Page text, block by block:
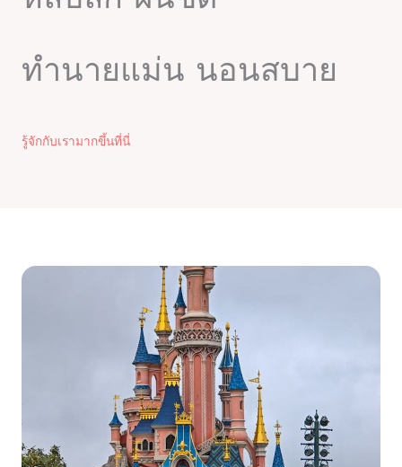
ทำนายแม่น นอนสบาย
รู้จักกับเรามากขึ้นที่นี่